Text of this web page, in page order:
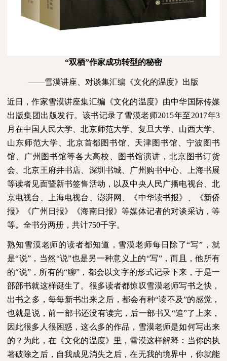
“双栖”作家成功转型的秘密
——雪漠讲座、对谈集汇编《文化的温度》出版
近日，作家雪漠讲座集汇编《文化的温度》由中华国际传媒
出版集团出版发行。该书记录了雪漠老师2015年至2017年3
月在中国人民大学、北京师范大学、复旦大学、山西大学、
山东师范大学、北京首都图书馆、天津图书馆、宁波图书
馆、广州图书馆等各大高校、图书馆演讲，北京图书订货
会、北京王府井书店、深圳书城、广州购书中心、上海书展
等读者见面暨新书签售活动，以及中央人民广播电视台、北
京电视台、上海电视台、澎湃网、《中华读书报》、《新侨
报》《广州日报》《海南日报》等媒体记者的对谈采访，等
等。全书分两册，共计750千字。
熟知雪漠老师的读者都知道，雪漠老师每日除了“写”，就
是“说”，当然“说”也是另一种意义上的“写”，而且，他所有
的“说”，所有的“聊”，都会以文字的形式记录下来，于是一
部部书就这样诞生了。很多读者都惊叹雪漠老师写书之快，
出书之多，每每新书出来之后，都会有种“读不及”的感觉，
也就是说，前一部书还没有读完，后一部书又“追”了上来，
因此很多人很困惑，这么多的作品，雪漠老师是如何写出来
的？为此，在《文化的温度》里，雪漠这样解释：当你的执
著破除之后，自我成见消失之后，在无我的境界中，你就能